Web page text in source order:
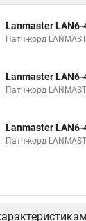
Lanmaster
Патч-корд
Lanmaster
Патч-корд
Lanmaster
Патч-корд